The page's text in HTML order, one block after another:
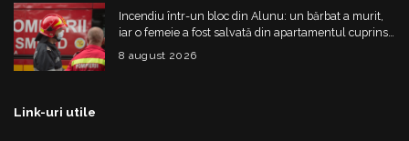
Incendiu într-un bloc din Alunu: un bărbat a murit,
iar o femeie a fost salvată din apartamentul cuprins
de flăcări
8 august 2026
Link-uri utile